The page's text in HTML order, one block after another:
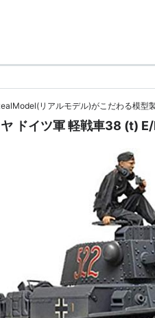
リアルモデル)がこだわる模型
ドイツ軍 軽戦車38 (t)